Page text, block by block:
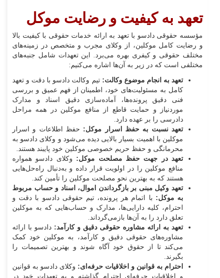
تعهد به کیفیت و رضایت موکل
مؤسسه حقوقی دادسو با تعهد به ارائه خدمات حقوقی با کیفیت بالا
و رضایت کامل موکلین، از وکلای مجرب و متخصص در زمینه‌های
مختلف حقوقی و کیفری بهره می‌برد. این تعهدات شامل جنبه‌های
مختلفی است که در زیر به آن‌ها اشاره می‌کنیم:
تعهد به انجام موضوع وکالت: تیم وکالت دادسو با دقت و تعهد
کامل به مسئولیت‌های خود، اطمینان از فهم عمیق و بررسی
فنی دقیق پرونده‌ها، آماده‌سازی دقیق اسناد و مدارک
موردنیاز و حمایت قاطع از منافع موکلین در همه مراحل
دادرسی را بر عهده دارد.
تعهد نسبت به حفظ اسرار موکل: حفظ اطلاعات و اسرار
موکلین با اهمیت بسیار بالایی دیده می‌شود و وکلای دادسو به
محرمانگی و حفظ حریم خصوصی موکلین خود پایبند هستند.
تعهد در جهت حفظ مصلحت موکل: وکلای دادسو همواره
منافع موکلین را در اولویت قرار داده و به‌دنبال راه‌حل‌هایی
هستند که به بهترین نحو مصلحت موکلین را تأمین کند.
تعهد وکیل مبنی بر بازگرداندن اموال، اسناد و حساب مربوط
به موکل: با اتمام هر پرونده، تیم حقوقی دادسو با دقت و
احترام، کلیه دارایی‌ها، مدارک و حساب‌هایی که به موکلین
تعلق دارد را به آن‌ها بازمی‌گرداند.
تعهد به ارائه مشاوره حقوقی دقیق و کارآمد: دادسو با ارائه
مشاوره‌های حقوقی دقیق و کارآمد، به موکلین خود کمک
می‌کند تا از حقوق خود آگاه شوند و بهترین تصمیمات را
بگیرند.
احترام به قوانین و اخلاقیات حرفه‌ای: وکلای دادسو به قوانین
و اخلاقیات حرفه‌ای احترام گذاشته و به تعهدات خود در